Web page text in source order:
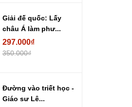
Giải đế quốc: Lấy
châu Á làm phư...
297.000₫
350.000₫
Đường vào triết học -
Giáo sư Lê...